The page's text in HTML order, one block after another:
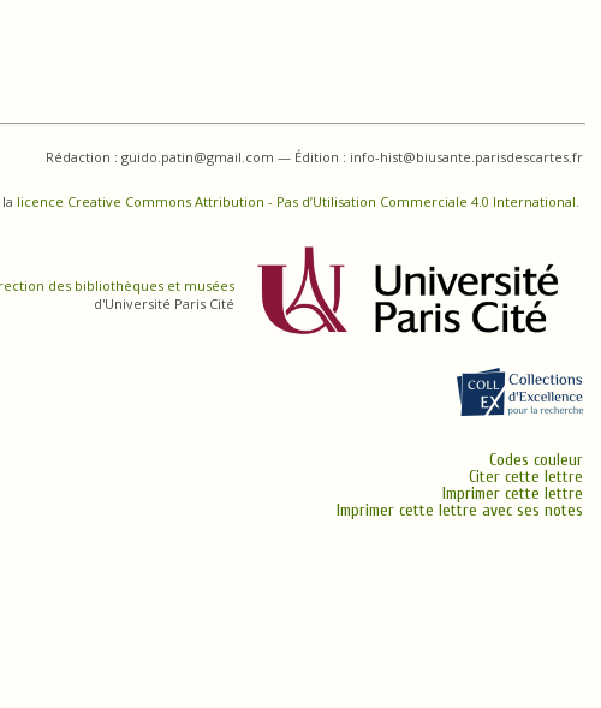
Rédaction : guido.patin@gmail.com — Édition : info-hist@biusante.parisdescartes.fr
licence Creative Commons Attribution - Pas d’Utilisation Commerciale 4.0 International.
des bibliothèques et musées
d'Université Paris Cité
Codes couleur
Citer cette lettre
Imprimer cette lettre
Imprimer cette lettre avec ses notes